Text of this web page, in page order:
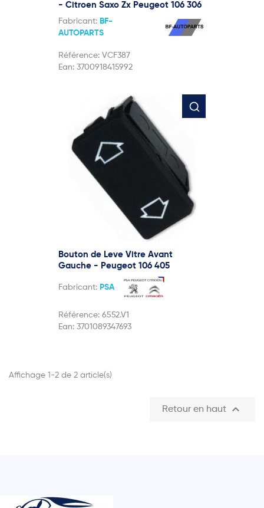
- Citroen Saxo Zx Peugeot 106 306
Fabricant: BF-
AUTOPARTS
Référence: VCF387
Ean: 3700918415992
Bouton de Leve Vitre Avant
Gauche - Peugeot 106 405
Fabricant: PSA
Référence: 6552.V1
Ean: 3701089347693
Affichage 1-2 de 2 article(s)
Retour en haut 